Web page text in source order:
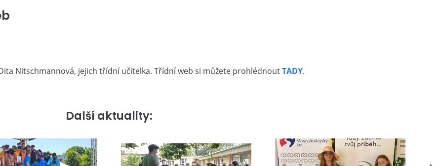
Nitschmannová, jejich třídní učitelka. Třídní web si můžete prohlédnoutTADY.
Další aktuality: